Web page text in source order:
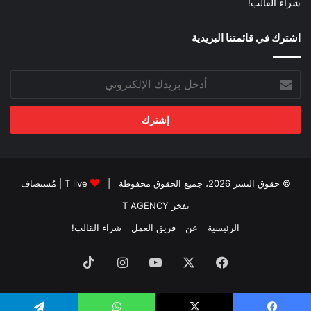
شراء القالب!
اشترك في قائمتنا البريدية
بريدك
الإلكتروني
© حقوق النشر 2026، جميع الحقوق محفوظة | T live | مُستضاف
بفخر T AGENCY
الرئيسية
عن فريق العمل شراء القالب!
فيسبوك ‫YouTubeانستقرام